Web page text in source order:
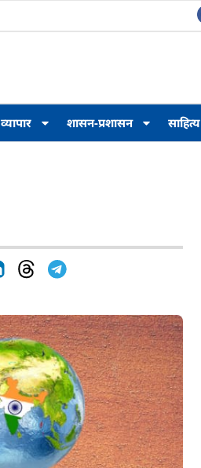
व्यापार शासन-प्रशासन साहित्य